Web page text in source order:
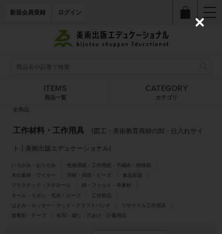
新規会員登録 ログイン
ITEMS
商品一覧
CATEGORY
カテゴリ
全商品
工作材料・工作用具 (図工・美術教育商材の卸・仕入れサイ
ト | 美術出版エデュケーショナル)
いろがみ・おりがみ
色画用紙・工作用紙・不織布・特殊紙
木の素材・ワイヤー
羽根・貝殻・ビーズ
食品容器
プラスチック・スチロール
綿・フェルト・布素材
モール・リボン・毛糸・ローブ
工作部品
はさみ・カッター・マット・クラフトパンチ
リサイクル工作用具
接着剤・テープ
転写・綴じ・穴あけ・計量用品
C